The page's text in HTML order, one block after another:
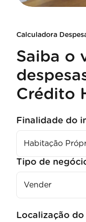
Calculadora
Saiba o
Crédito
Finalidade do
Habitação
Tipo de
Vender
Localização do